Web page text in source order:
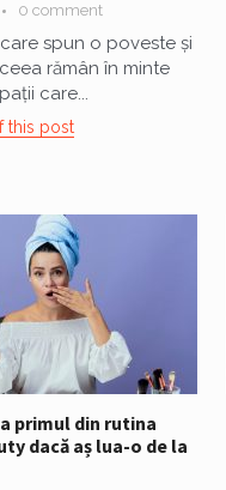
0 comment
spun o poveste și
rămân în minte
care...
this post
primul din rutina
dacă aș lua-o de la